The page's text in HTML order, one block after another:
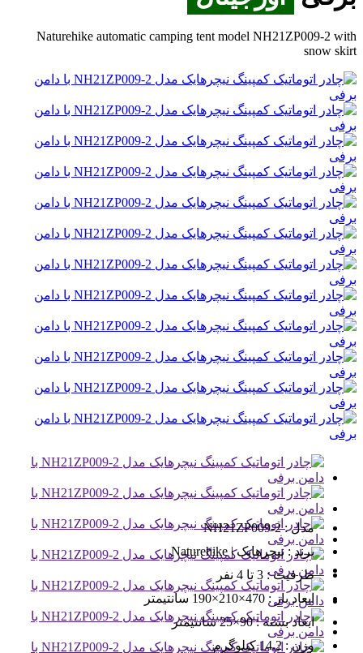
Naturehike automatic camping tent model NH21ZP009-2 with
snow skirt
مدل :NH21ZP009-2
برند :نیچرهایک | Naturehike
ظرفیت : 3 تا 4 نفر
ابعاد باز : 470×210×190 سانتیمتر
ابعاد بسته :90×25 سانتیمتر
وزن :14.2 کیلوگرم